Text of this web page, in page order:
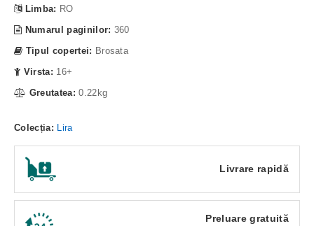
Limba: RO
Numarul paginilor: 360
Tipul copertei: Brosata
Virsta: 16+
Greutatea: 0.22kg
Colecția: Lira
Livrare rapidă
Preluare gratuită